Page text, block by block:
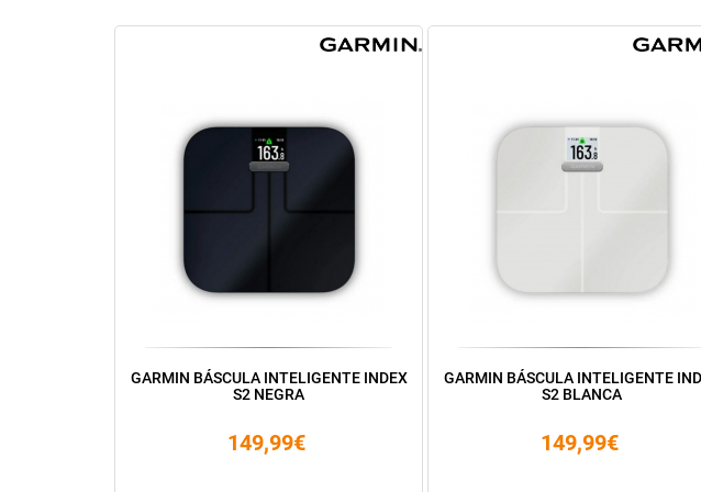
GARMIN BÁSCULA INTELIGENTE INDEX
S2 NEGRA
149,99€
GARMIN BÁSCULA INTELIGENTE
S2 BLANCA
149,99€